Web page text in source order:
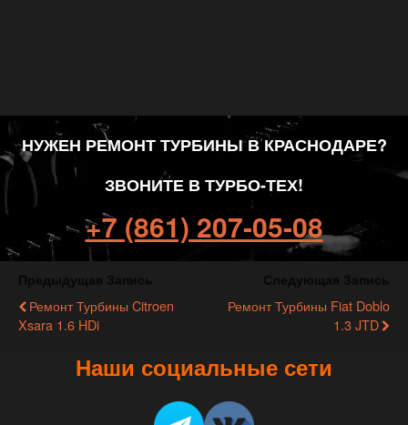
НУЖЕН РЕМОНТ ТУРБИНЫ В КРАСНОДАРЕ?
ЗВОНИТЕ В ТУРБО-ТЕХ!
+7 (861) 207-05-08
Ремонт Турбины Citroen
Xsara 1.6 HDi
Ремонт Турбины Fiat Doblo
1.3 JTD
Наши социальные сети